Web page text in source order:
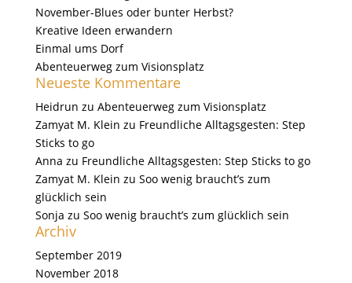
November-Blues oder bunter Herbst?
Kreative Ideen erwandern
Einmal ums Dorf
Abenteuerweg zum Visionsplatz
Neueste Kommentare
Heidrun zu Abenteuerweg zum Visionsplatz
Zamyat M. Klein zu Freundliche Alltagsgesten: Step
Sticks to go
Anna zu Freundliche Alltagsgesten: Step Sticks to go
Zamyat M. Klein zu Soo wenig braucht’s zum
glücklich sein
Sonja zu Soo wenig braucht’s zum glücklich sein
Archiv
September 2019
November 2018